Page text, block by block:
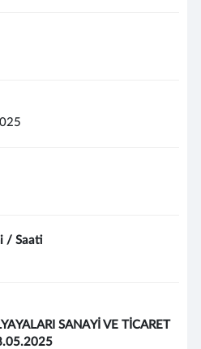
/ Saati
SANAYİ VE TİCARET